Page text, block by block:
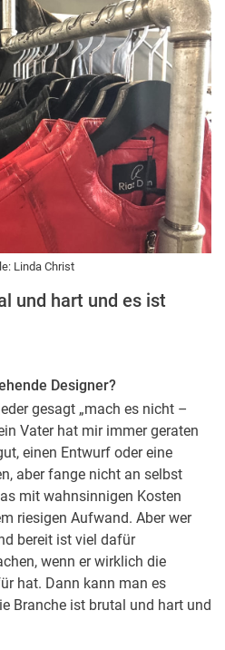
Linda Christ
und hart und es ist
Designer?
gesagt „mach es nicht –
Vater hat mir immer geraten
einen Entwurf oder eine
aber fange nicht an selbst
mit wahnsinnigen Kosten
riesigen Aufwand. Aber wer
bereit ist viel dafür
wenn er wirklich die
hat. Dann kann man es
Branche ist brutal und hart und